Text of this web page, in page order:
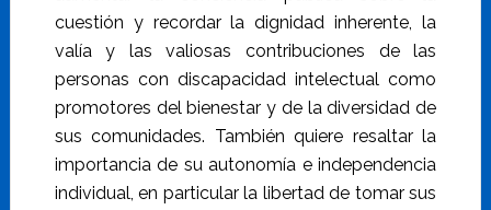
cuestión y recordar la dignidad inherente, la
valía y las valiosas contribuciones de las
personas con discapacidad intelectual como
promotores del bienestar y de la diversidad de
sus comunidades. También quiere resaltar la
importancia de su autonomía e independencia
individual, en particular la libertad de tomar sus